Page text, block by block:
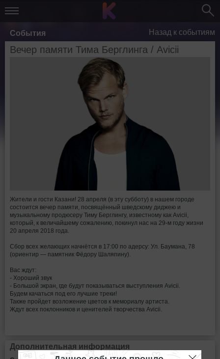
События Назад к событиям
Вечер памяти Тима Берглинга / Avicii
Жители и гости Казани! 28 апреля (в эту субботу) в нашем городе
состоится вечер памяти, посвящённый шведскому диджею и
музыкальному продюсеру Тиму Берглингу, известному как Avicii,
который, к величайшему сожалению, покинул нас на 29-м году жизни
20 апреля 2018 года.
Сбор всех желающих начнётся в 17:00 по адерсу: Ул. Баумана, 78
(ориентир — памятник Фёдору Шаляпину).
Вас ждут:
- Хороший звук
- Большой экран, где будут показываться выступления Avicii.
Будем качаться под его лучшие треки!
Также пройдет возложение цветов к мемориалу артиста.
Ждут всех поклонников и ценителей творчества Avicii.
Дополнительная информация